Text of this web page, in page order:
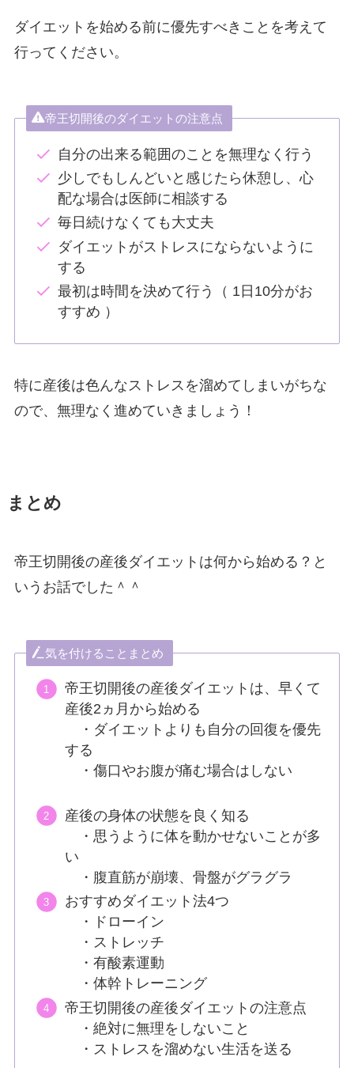
ダイエットを始める前に優先すべきことを考えて
行ってください。
帝王切開後のダイエットの注意点
自分の出来る範囲のことを無理なく行う
少しでもしんどいと感じたら休憩し、心
配な場合は医師に相談する
毎日続けなくても大丈夫
ダイエットがストレスにならないように
する
最初は時間を決めて行う（ 1日10分がお
すすめ ）
特に産後は色んなストレスを溜めてしまいがちな
ので、無理なく進めていきましょう！
まとめ
帝王切開後の産後ダイエットは何から始める？と
いうお話でした＾＾
気を付けることまとめ
帝王切開後の産後ダイエットは、早くて
産後2ヵ月から始める
・ダイエットよりも自分の回復を優先
する
・傷口やお腹が痛む場合はしない
産後の身体の状態を良く知る
・思うように体を動かせないことが多
い
・腹直筋が崩壊、骨盤がグラグラ
おすすめダイエット法4つ
・ドローイン
・ストレッチ
・有酸素運動
・体幹トレーニング
帝王切開後の産後ダイエットの注意点
・絶対に無理をしないこと
・ストレスを溜めない生活を送る